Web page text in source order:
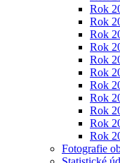
Rok
Rok
Rok
Rok
Rok
Rok
Rok
Rok
Rok
Rok
Rok
Fotografie